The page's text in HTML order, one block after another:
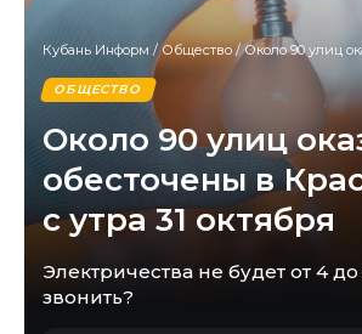
Кубань Информ /Общество/Около 90 улиц оказались
ОБЩЕСТВО
Около 90 улиц
обесточены в
с утра 31 октября
Электричества не будет от 4
звонить?